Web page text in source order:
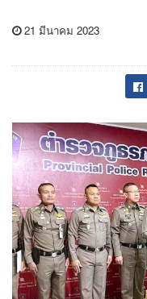
21 มีนาคม 2023